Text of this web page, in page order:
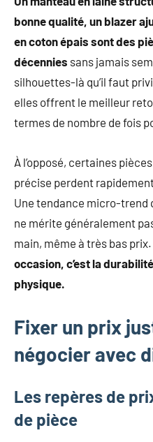
bonne qualité, un blazer
en coton épais sont des
décennies sans jamais
silhouettes-là qu’il faut
elles offrent le meilleur
termes de nombre de fois
À l’opposé, certaines
précise perdent
Une tendance micro-trend
ne mérite généralement
main, même à très bas prix.
occasion, c’est la
physique.
Fixer un prix
négocier avec
Les repères de
de pièce